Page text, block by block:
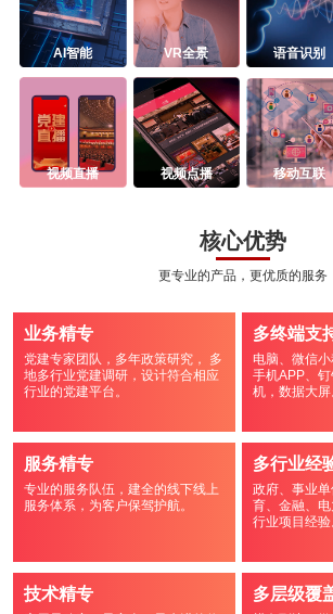
AI智能 VR全景 语音识别
视频直播 视频点播 移动互联
核心优势
更专业的产品，更优质的服务
业务精专
党建专家团队，多年政策研究， 多
地多行业党建调研，设计符合相应
行业的党建平台。
多终端支
电脑、微信小
手机APP、
机，数据大屏
服务精专
专业的服务队伍，建全的线下线上
服务体系，为客户保驾护航。
多行业经
政府、事业
育、金融、
行业项目经验
技术精专 多层级覆